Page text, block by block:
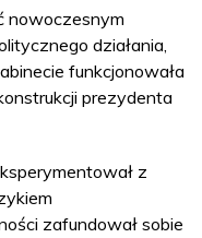
nowoczesnym
działania,
funkcjonowała
prezydenta
z
zafundował sobie